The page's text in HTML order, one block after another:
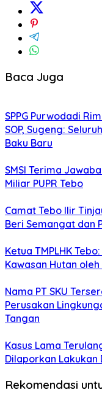
Baca Juga
SPPG Purwodadi
SOP, Sugeng:
Baku Baru
SMSI Terima
Miliar PUPR Tebo
Camat Tebo Ilir
Beri Semangat dan
Ketua TMPLHK
Kawasan Hutan
Nama PT SKU
Perusakan
Tangan
Kasus Lama
Dilaporkan Lakukan
Rekomendasi